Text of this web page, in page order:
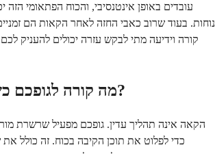
עובדים באופן אינטנסיבי, והכוח הפתאומי הזה
נוחות. בעוד שרוב כאבי החזה לאחר הקאות הם
קורה וידיעה מתי לבקש עזרה יכולים להעניק
מה קורה לגופכם כשאתם מקיאים?
הקאה אינה תהליך עדין. גופכם מפעיל שרשרת
כדי לפלוט את תוכן הקיבה בכוח. זה כולל את